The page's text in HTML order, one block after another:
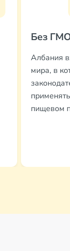
Без
Албания
мира, в
пищевом